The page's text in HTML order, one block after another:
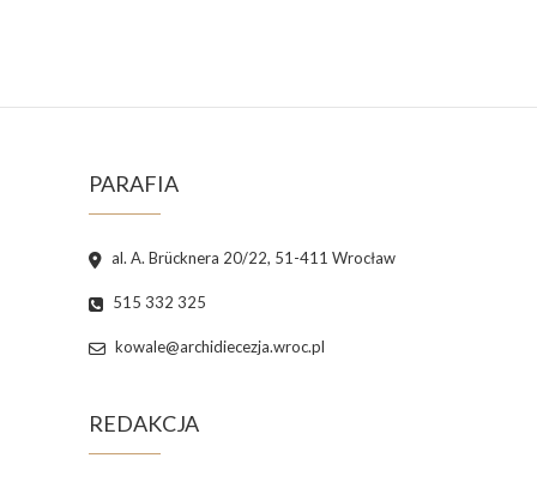
PARAFIA
al. A. Brücknera 20/22, 51-411 Wrocław
515 332 325
kowale@archidiecezja.wroc.pl
REDAKCJA